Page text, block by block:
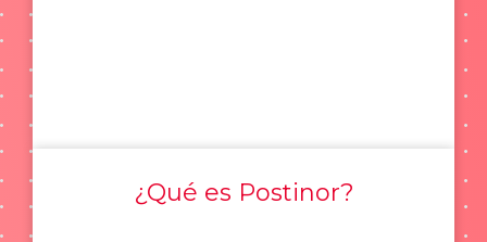
¿Qué es Postinor?